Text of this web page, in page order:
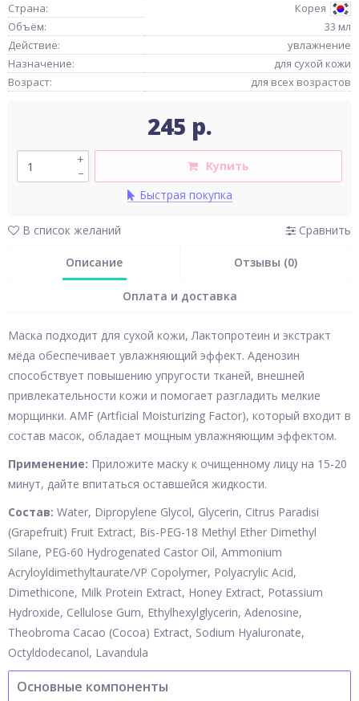
Страна:
Корея
Объём:
33 мл
Действие:
увлажнение
Назначение:
для сухой кожи
Возраст:
для всех возрастов
245 р.
–
+
Купить
Быстрая покупка
В список желаний Сравнить
Описание Отзывы (0)
Оплата и доставка
Маска подходит для сухой кожи, Лактопротеин и экстракт
мёда обеспечивает увлажняющий эффект. Аденозин
способствует повышению упругости тканей, внешней
привлекательности кожи и помогает разгладить мелкие
морщинки. AMF (Artficial Moisturizing Factor), который входит в
состав масок, обладает мощным увлажняющим эффектом.
Применение: Приложите маску к очищенному лицу на 15-20
минут, дайте впитаться оставшейся жидкости.
Состав: Water, Dipropylene Glycol, Glycerin, Citrus Paradisi
(Grapefruit) Fruit Extract, Bis-PEG-18 Methyl Ether Dimethyl
Silane, PEG-60 Hydrogenated Castor Oil, Ammonium
Acryloyldimethyltaurate/VP Copolymer, Polyacrylic Acid,
Dimethicone, Milk Protein Extract, Honey Extract, Potassium
Hydroxide, Cellulose Gum, Ethylhexylglycerin, Adenosine,
Theobroma Cacao (Cocoa) Extract, Sodium Hyaluronate,
Octyldodecanol, Lavandula
Основные компоненты